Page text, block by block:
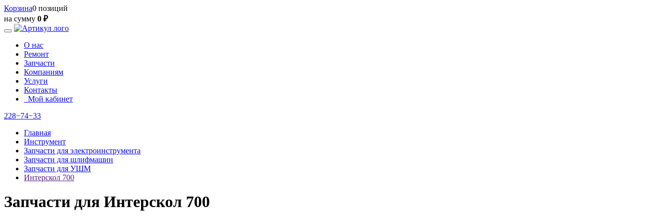
Корзина0 позиций
на сумму 0 ₽
О нас
Ремонт
Запчасти
Компаниям
Услуги
Контакты
Мой кабинет
228−74−33
Главная
Инструмент
Запчасти для электроинструмента
Запчасти для шлифмашин
Запчасти для УШМ
Интерскол 700
Запчасти для Интерскол 700